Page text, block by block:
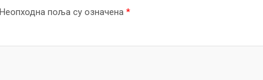
Неопходна поља су означена *